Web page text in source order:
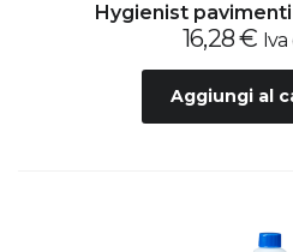
Hygienist
16,28€ Iva
Aggiungi al